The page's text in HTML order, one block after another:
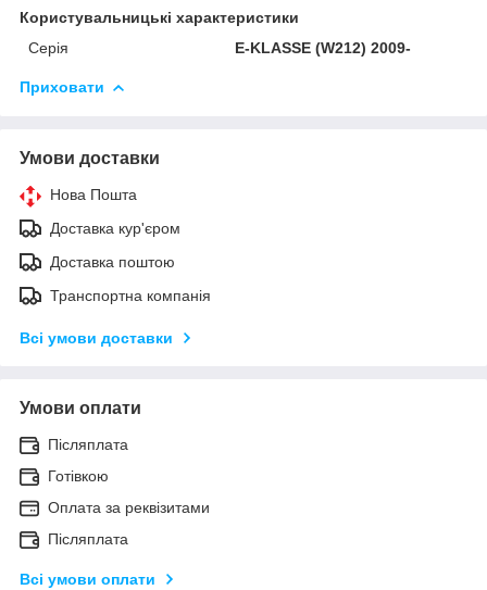
Користувальницькі характеристики
Серія
E-KLASSE (W212) 2009-
Приховати
Умови доставки
Нова Пошта
Доставка кур'єром
Доставка поштою
Транспортна компанія
Всі умови доставки
Умови оплати
Післяплата
Готівкою
Оплата за реквізитами
Післяплата
Всі умови оплати